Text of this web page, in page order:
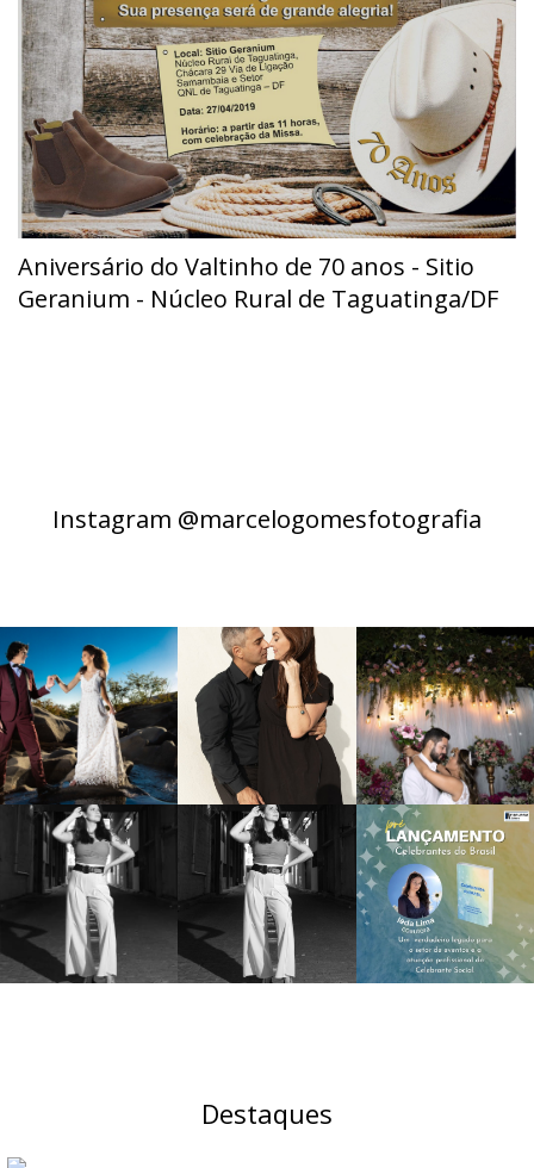
Aniversário do Valtinho de 70 anos - Sitio
Geranium - Núcleo Rural de Taguatinga/DF
Instagram @marcelogomesfotografia
Destaques